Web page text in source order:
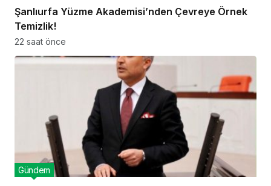
Şanlıurfa Yüzme Akademisi’nden Çevreye Örnek
Temizlik!
22 saat önce
Gündem